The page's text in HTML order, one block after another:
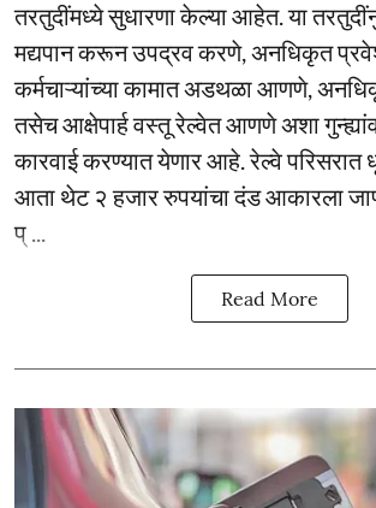
तरतुदींमध्ये सुधारणा केल्या आहेत. या
मद्यपान करून उपद्रव करणे, अनधिकृत
कर्मचाऱ्यांच्या कामात अडथळा आणणे,
तसेच आक्षेपार्ह वस्तू रेल्वेत आणणे अशा
कारवाई करण्यात येणार आहे. रेल्वे परिसरात
आता थेट २ हजार रुपयांचा दंड आकारला
प् ...
Read More